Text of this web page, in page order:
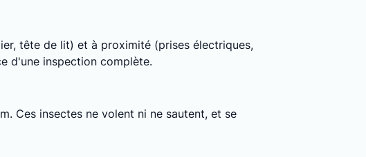
tête de lit) et à proximité (prises électriques,
d'une inspection complète.
Ces insectes ne volent ni ne sautent, et se